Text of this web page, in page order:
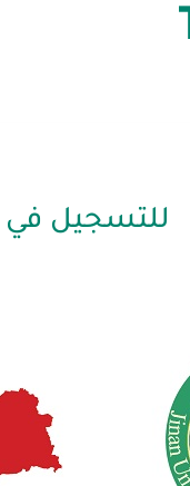
للتسجيل في